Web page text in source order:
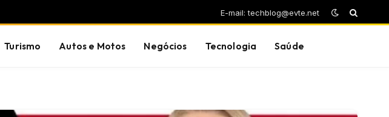
E-mail: techblog@evte.net
Turismo Autos e Motos Negócios Tecnologia Saúde